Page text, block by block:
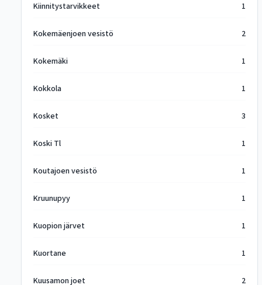
Kiinnitystarvikkeet 1
Kokemäenjoen vesistö 2
Kokemäki 1
Kokkola 1
Kosket 3
Koski Tl 1
Koutajoen vesistö 1
Kruunupyy 1
Kuopion järvet 1
Kuortane 1
Kuusamon joet 2